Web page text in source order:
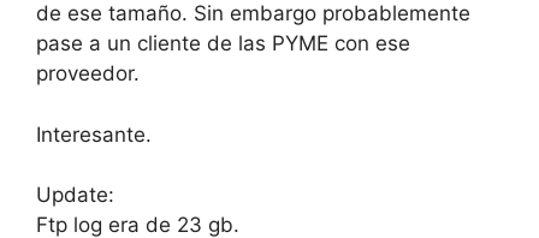
de ese tamaño. Sin embargo probablemente
pase a un cliente de las PYME con ese
proveedor.
Interesante.
Update:
Ftp log era de 23 gb.